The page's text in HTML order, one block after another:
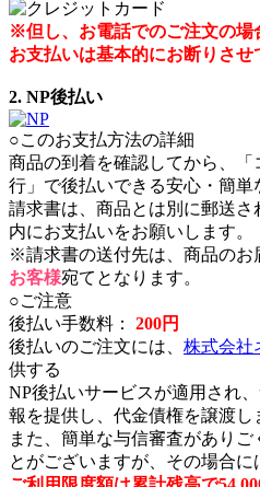
※但し、お電話でのご注文の場
お支払いは基本的にお断りさせ
2. NP後払い
○このお支払方法の詳細
商品の到着を確認してから、
行」で後払いできる安心・簡単
請求書は、商品とは別に郵送さ
内にお支払いをお願いします。
※請求書の送付先は、商品のお
お客様宛てとなります。
○ご注意
後払い手数料：
200円
後払いのご注文には、 株式会社
供する
NP後払いサービスが適用され
報を提供し、代金債権を譲渡し
また、簡単な与信審査があり
とがございますが、その場合に